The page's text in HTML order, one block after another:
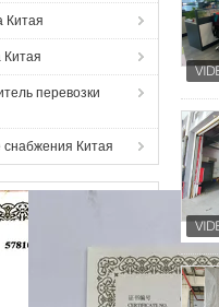
Китая
Китая
перевозки
Китая